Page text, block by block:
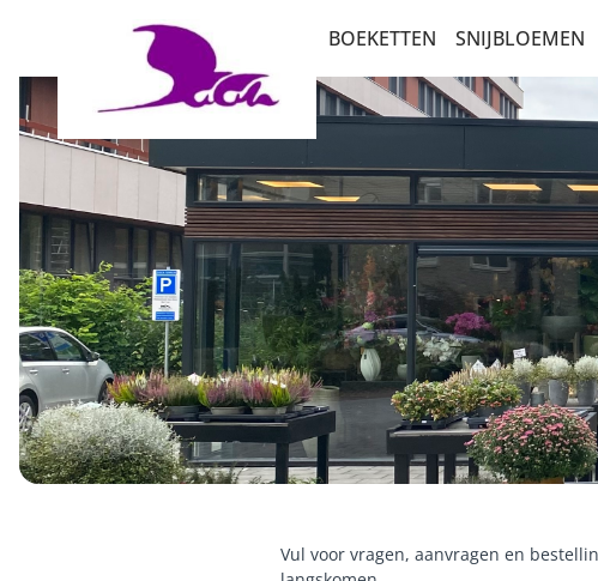
BOEKETTEN
BEDANKT EN ZOMAAR
LUXE-CADEAUBOEKETTEN
ROZEN
BETERSCHAP EN STERKTE
MEEST DUURZAME KEUZE
VERJAARDAG EN
SEIZOENSBOEKETTEN
BESTSELLERS
SNIJBLOEMEN
Vul voor vragen, aanvragen en